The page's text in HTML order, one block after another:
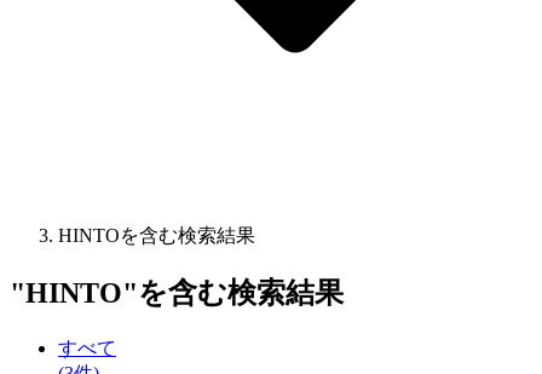
HINTOを含む検索結果
"HINTO"を含む検索結果
すべて